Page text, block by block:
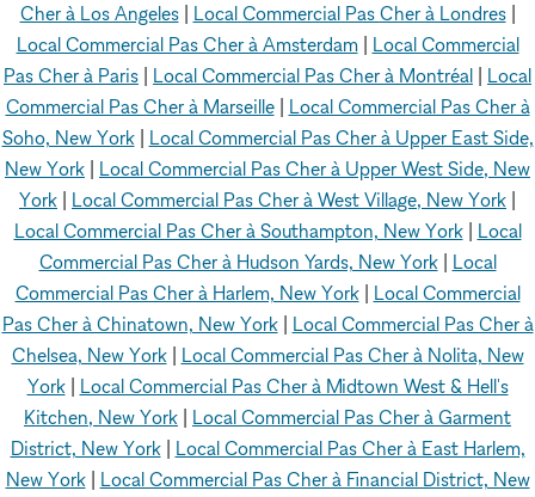
Cher à Los Angeles| Local Commercial Pas Cher à Londres|
Local Commercial Pas Cher à Amsterdam| Local Commercial
Pas Cher à Paris
Local Commercial Pas Cher à Montréal
Local
Commercial Pas Cher à Marseille| Local Commercial Pas Cher à
Soho, New York| Local Commercial Pas Cher à Upper East Side,
New York
Local Commercial Pas Cher à Upper West Side, New
York
Local Commercial Pas Cher à West Village, New York
Local Commercial Pas Cher à Southampton, New York| Local
Commercial Pas Cher à Hudson Yards, New York| Local
Commercial Pas Cher à Harlem, New York| Local Commercial
Pas Cher à Chinatown, New York| Local Commercial Pas Cher à
Chelsea, New York| Local Commercial Pas Cher à Nolita, New
York| Local Commercial Pas Cher à Midtown West & Hell's
Kitchen, New York
Local Commercial Pas Cher à Garment
District, New York| Local Commercial Pas Cher à East Harlem,
New York| Local Commercial Pas Cher à Financial District, New